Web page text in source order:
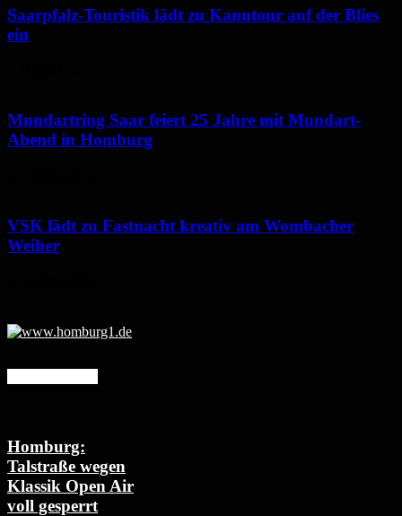
Saarpfalz-Touristik lädt zu Kanutour auf der Blies
ein
Mundartring Saar feiert 25 Jahre mit Mundart-
Abend in Homburg
VSK lädt zu Fastnacht kreativ am Wombacher
Weiher
Homburg:
Talstraße wegen
Klassik Open Air
voll gesperrt